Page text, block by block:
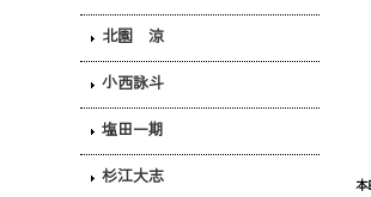
北園 涼
小西詠斗
塩田一期
杉江大志
本